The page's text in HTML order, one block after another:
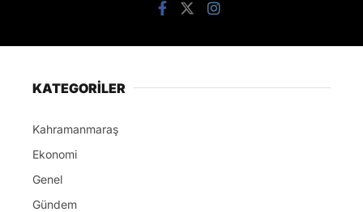
KATEGORİLER
Kahramanmaraş
Ekonomi
Genel
Gündem